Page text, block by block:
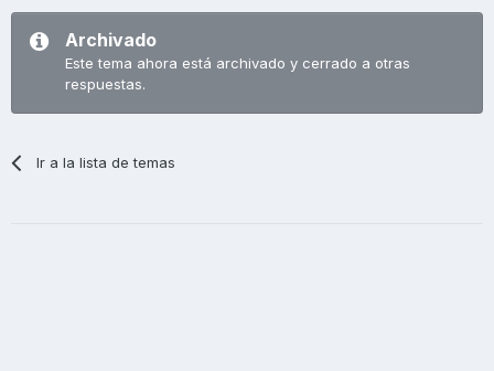
Archivado
Este tema ahora está archivado y cerrado a otras
respuestas.
Ir a la lista de temas